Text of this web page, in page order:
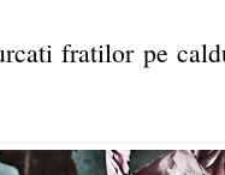
fratilor pe